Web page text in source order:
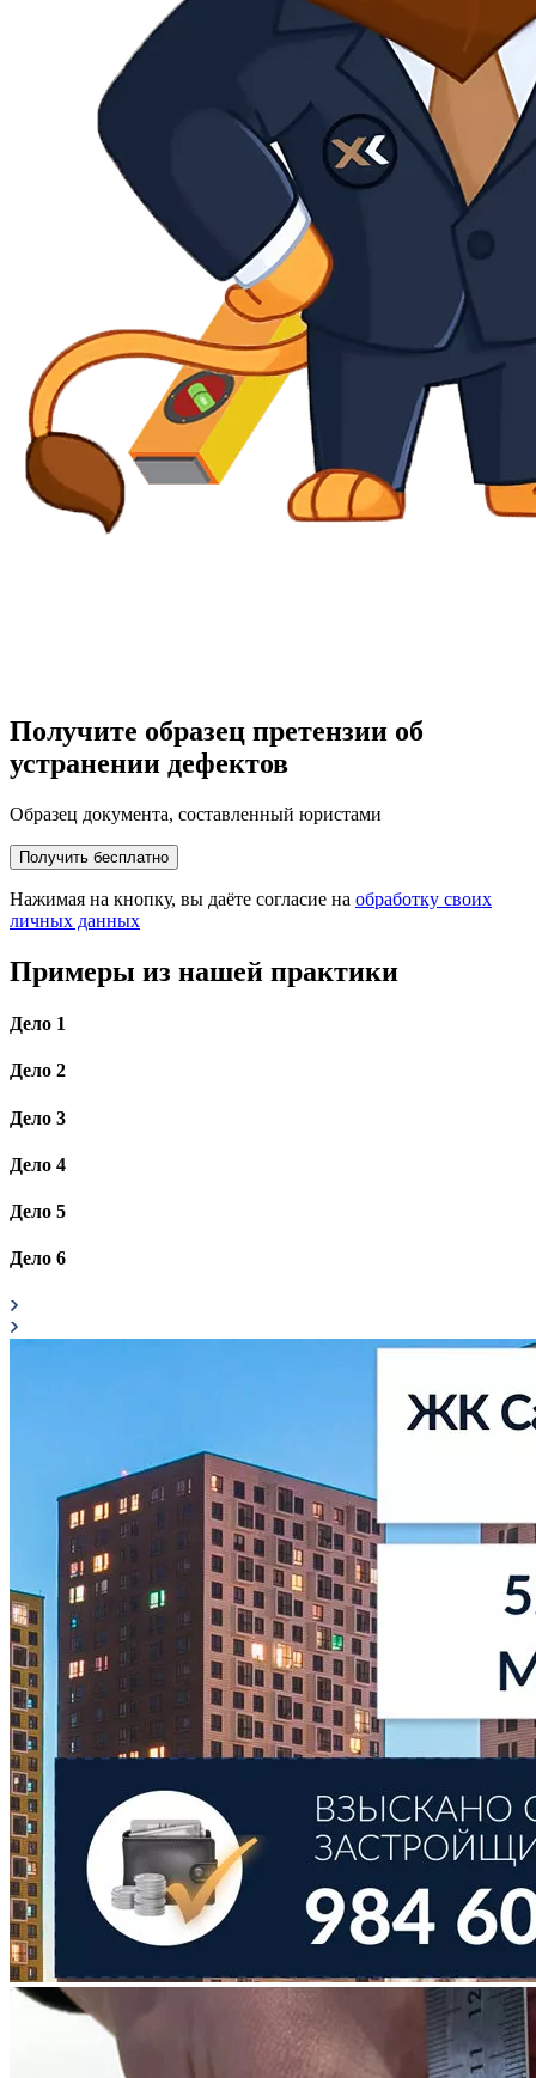
Получите образец претензии об
устранении дефектов
Образец документа, составленный юристами
Получить бесплатно
Нажимая на кнопку, вы даёте согласие на обработку своих
личных данных
Примеры из нашей практики
Дело 1
Дело 2
Дело 3
Дело 4
Дело 5
Дело 6